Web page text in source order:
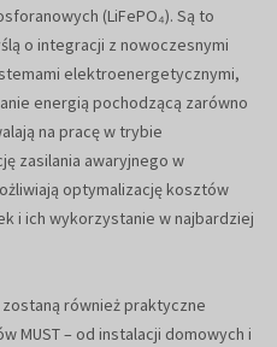
(LiFePO₄). Są to
o integracji z nowoczesnymi
elektroenergetycznymi,
energią pochodzącą zarówno
na pracę w trybie
zasilania awaryjnego w
optymalizację kosztów
i ich wykorzystanie w najbardziej
również praktyczne
MUST – od instalacji domowych i